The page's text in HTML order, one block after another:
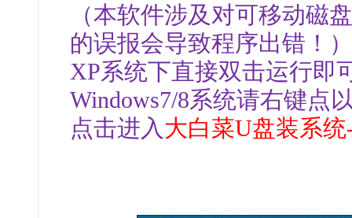
（本软件涉及对可移动磁
的误报会导致程序出错！
XP系统下直接双击运行即
Windows7/8系统请右键点
点击进入 大白菜U盘装系